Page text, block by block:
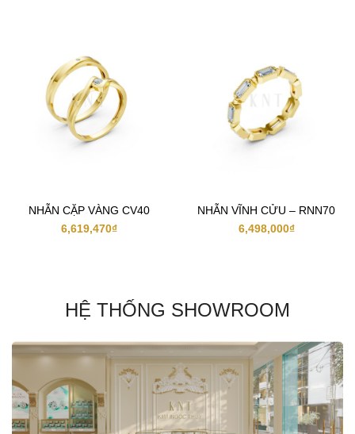
NHẪN CẶP VÀNG CV40
6,619,470₫
NHẪN VĨNH CỬU – RNN70
6,498,000₫
HỆ THỐNG SHOWROOM